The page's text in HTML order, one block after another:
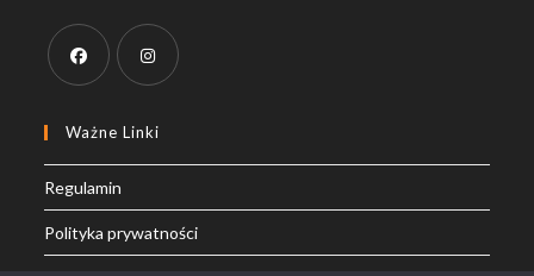
in
new
in
new
Ważne Linki
Regulamin
Polityka prywatności